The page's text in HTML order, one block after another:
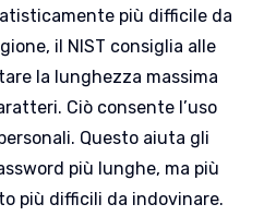
più difficile da
il NIST consiglia alle
la lunghezza massima
Ciò consente l’uso
Questo aiuta gli
più lunghe, ma più
più difficili da indovinare.